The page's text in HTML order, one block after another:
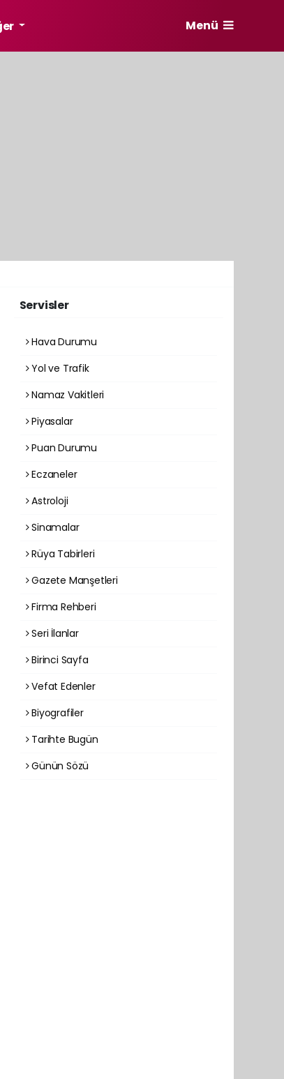
Menü
Servisler
Hava Durumu
Yol ve Trafik
Namaz Vakitleri
Piyasalar
Puan Durumu
Eczaneler
Astroloji
Sinamalar
Rüya Tabirleri
Gazete Manşetleri
Firma Rehberi
Seri İlanlar
Birinci Sayfa
Vefat Edenler
Biyografiler
Tarihte Bugün
Günün Sözü